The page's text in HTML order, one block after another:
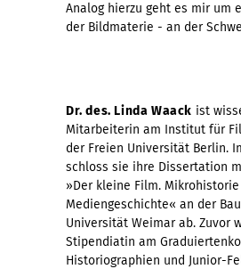
Analog hierzu geht es mir um
der Bildmaterie - an der
Dr. des. Linda Waack ist
Mitarbeiterin am Institut für
der Freien Universität Berlin.
schloss sie ihre Dissertation
»Der kleine Film. Mikrohistorie
Mediengeschichte« an der
Universität Weimar ab. Zuvor
Stipendiatin am
Historiographien und Junior-